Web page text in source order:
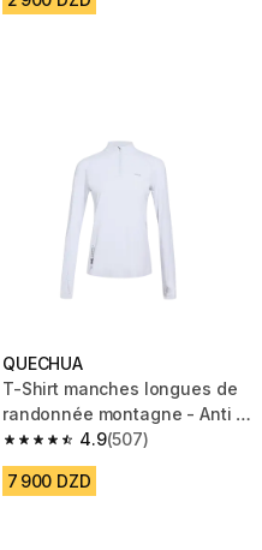
QUECHUA
T-Shirt manches longues de
randonnée montagne - Anti UV
Femme
4.9
4.9 out of 5 stars from 507
(507)
7 900 DZD